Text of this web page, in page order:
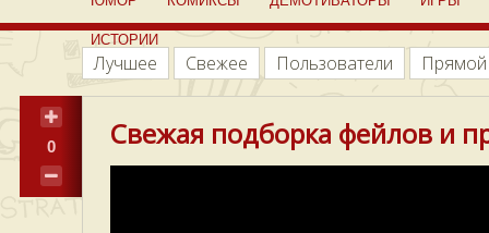
ИСТОРИИ
Лучшее Свежее Пользователи
0 Свежая подборка фейлов и